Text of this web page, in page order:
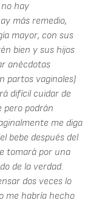
no hay
más remedio,
mayor, con sus
bien y sus hijos
anécdotas
partos vaginales)
difícil cuidar de
pero podrán
me diga
bebe después del
tomará por una
de la verdad.
dos veces lo
me habría hecho